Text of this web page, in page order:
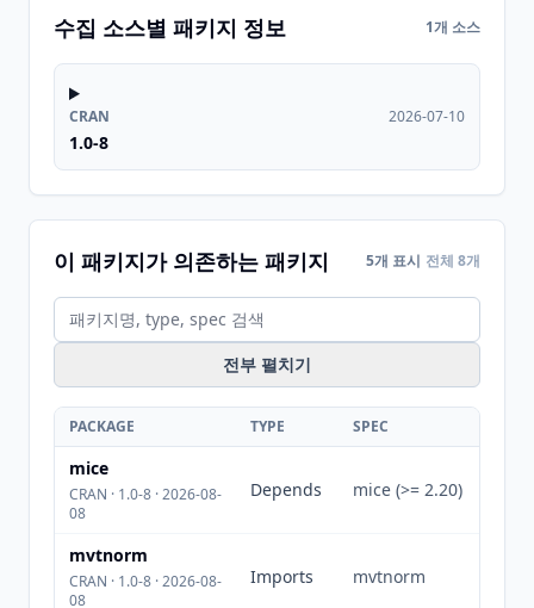
수집 소스별 패키지 정보 1개 소스
CRAN
1.0-8
2026-07-10
이 패키지가 의존하는 패키지 5개 표시 전체 8개
전부 펼치기
PACKAGE TYPE SPEC
mice
CRAN · 1.0-8 · 2026-08-
08
Depends mice (>= 2.20)
mvtnorm
CRAN · 1.0-8 · 2026-08-
08
Imports mvtnorm